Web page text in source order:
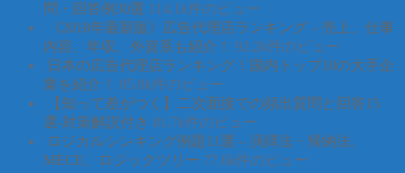
問・回答例30選 114.1k件のビュー
《2018年最新版》広告代理店ランキング – 売上、仕事
内容、年収、外資系も紹介！
92.2k件のビュー
日本の広告代理店ランキング！国内トップ10の大手企
業を紹介！
85.8k件のビュー
【知って差がつく】二次面接での頻出質問と回答15
選-対策解説付き 81.7k件のビュー
ロジカルシンキング例題11選 – 演繹法・帰納法、
MECE、ロジックツリー 77.6k件のビュー